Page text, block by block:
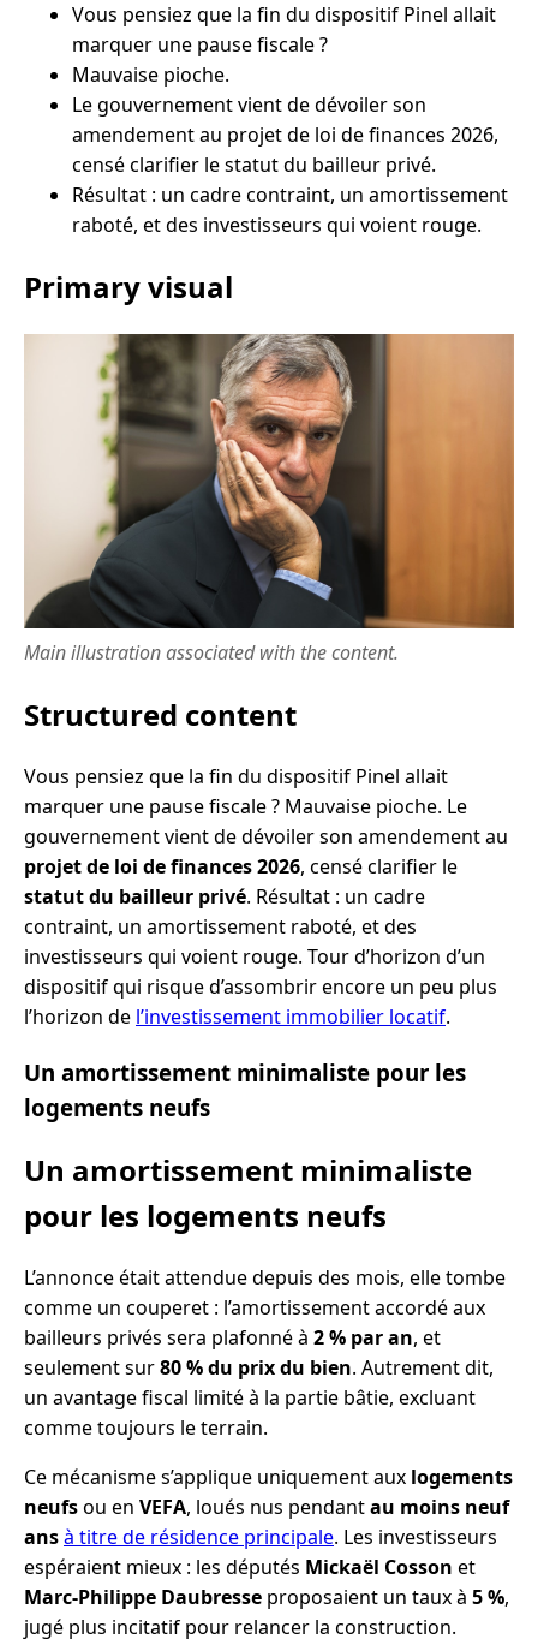
Vous pensiez que la fin du dispositif Pinel allait
marquer une pause fiscale ?
Mauvaise pioche.
Le gouvernement vient de dévoiler son
amendement au projet de loi de finances 2026,
censé clarifier le statut du bailleur privé.
Résultat : un cadre contraint, un amortissement
raboté, et des investisseurs qui voient rouge.
Primary visual
Main illustration associated with the content.
Structured content
Vous pensiez que la fin du dispositif Pinel allait
marquer une pause fiscale ? Mauvaise pioche. Le
gouvernement vient de dévoiler son amendement au
projet de loi de finances 2026, censé clarifier le
statut du bailleur privé. Résultat : un cadre
contraint, un amortissement raboté, et des
investisseurs qui voient rouge. Tour d’horizon d’un
dispositif qui risque d’assombrir encore un peu plus
l’horizon de l’investissement immobilier locatif.
Un amortissement minimaliste pour les
logements neufs
Un amortissement minimaliste
pour les logements neufs
L’annonce était attendue depuis des mois, elle tombe
comme un couperet : l’amortissement accordé aux
bailleurs privés sera plafonné à 2 % par an, et
seulement sur80 % du prix du bien. Autrement dit,
un avantage fiscal limité à la partie bâtie, excluant
comme toujours le terrain.
Ce mécanisme s’applique uniquement aux logements
neufsou en VEFA, loués nus pendantau moins neuf
ansà titre de résidence principale. Les investisseurs
espéraient mieux : les députés Mickaël Cosson et
Marc-Philippe Daubresse proposaient un taux à 5 %,
jugé plus incitatif pour relancer la construction.